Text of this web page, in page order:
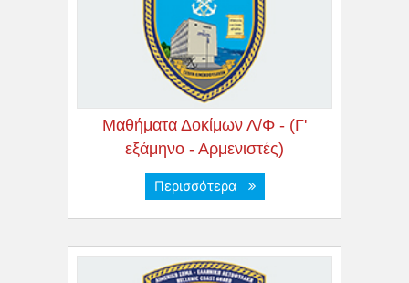
Μαθήματα Δοκίμων Λ/Φ - (Γ'
εξάμηνο - Αρμενιστές)
Περισσότερα